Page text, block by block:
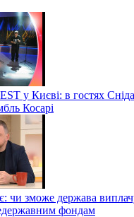
у Києві: в гостях
Косарі
чи зможе держава
фондам